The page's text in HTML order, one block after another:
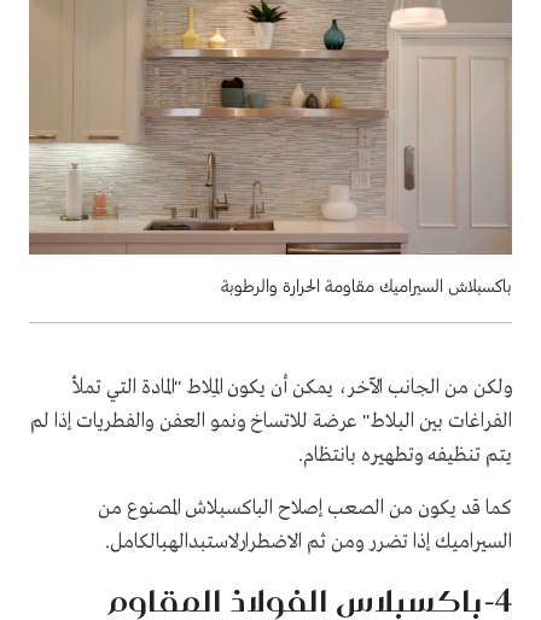
باكسبلاش السيراميك مقاومة الحرارة والرطوبة
ولكن من الجانب الآخر، يمكن أن يكون المِلاط "المادة التي تملأ
الفراغات بين البلاط" عرضة للاتساخ ونمو العفن والفطريات إذا لم
يتم تنظيفه وتطهيره بانتظام.
كما قد يكون من الصعب إصلاح الباكسبلاش المصنوع من
السيراميك إذا تضرر ومن ثم الاضطرارلاستبدالهبالكامل.
4-باكسبلاس الفولاذ المقاوم